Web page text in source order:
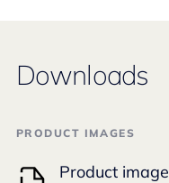
Downloads
PRODUCT IMAGES
Product image